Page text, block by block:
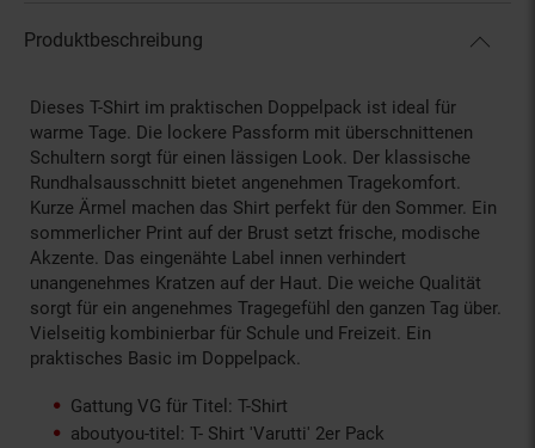
Produktbeschreibung
Dieses T-Shirt im praktischen Doppelpack ist ideal für
warme Tage. Die lockere Passform mit überschnittenen
Schultern sorgt für einen lässigen Look. Der klassische
Rundhalsausschnitt bietet angenehmen Tragekomfort.
Kurze Ärmel machen das Shirt perfekt für den Sommer. Ein
sommerlicher Print auf der Brust setzt frische, modische
Akzente. Das eingenähte Label innen verhindert
unangenehmes Kratzen auf der Haut. Die weiche Qualität
sorgt für ein angenehmes Tragegefühl den ganzen Tag über.
Vielseitig kombinierbar für Schule und Freizeit. Ein
praktisches Basic im Doppelpack.
Gattung VG für Titel: T-Shirt
aboutyou-titel: T- Shirt 'Varutti' 2er Pack